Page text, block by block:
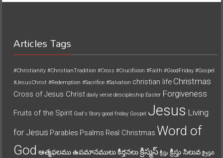
Articles Tags
#Christianity #ChristianTradition #Cross #Crucifixion #Faith #GoodFriday #Gospel
#JesusChrist #Redemption #Sacrifice #Salvation christian life Christmas
Cross of Jesus Christ daily verse descipleship Easter Forgiveness
Fruits of the Spirit God's Story good friday Gospel Jesus Living
for Jesus Parables Psalms Real Christmas Word of
God ఆత్మఫలముఉపమానములుకీర్తనలుక్రిస్మస్ క్రీస్తు క్రీస్తు సిలువ క్రైస్తవ